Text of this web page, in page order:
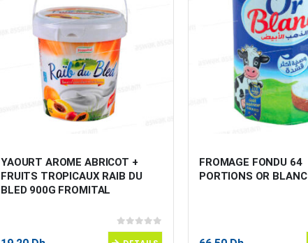
YAOURT AROME ABRICOT +
FRUITS TROPICAUX RAIB DU
BLED 900G FROMITAL
0sur 5
FROMAGE FONDU 64
PORTIONS OR BLANC